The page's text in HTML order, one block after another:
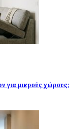
για μικρούς χώρους;